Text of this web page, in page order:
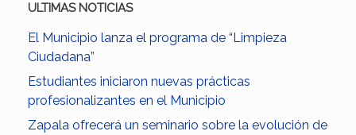
ULTIMAS NOTICIAS
El Municipio lanza el programa de “Limpieza
Ciudadana”
Estudiantes iniciaron nuevas prácticas
profesionalizantes en el Municipio
Zapala ofrecerá un seminario sobre la evolución de